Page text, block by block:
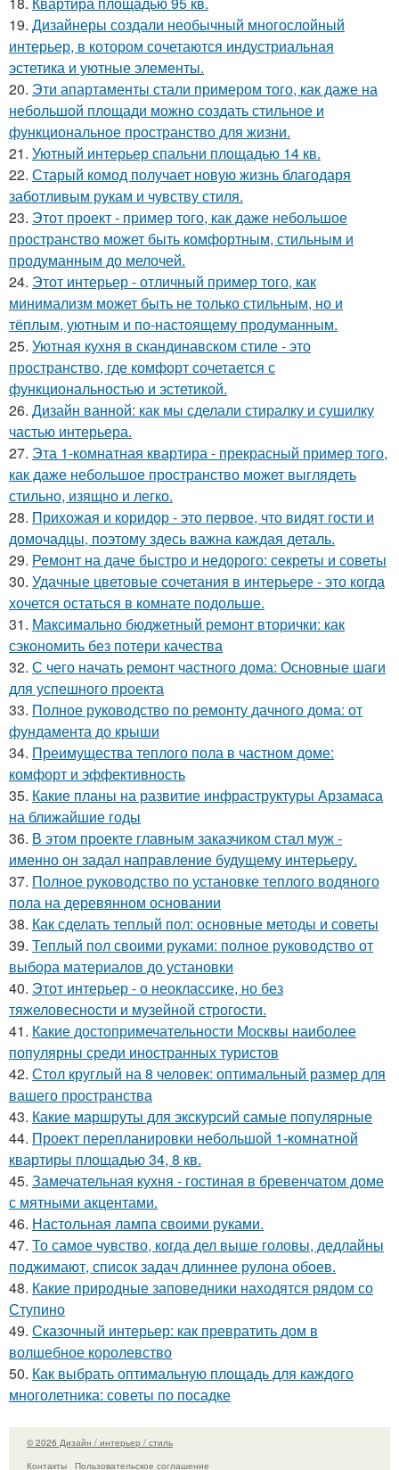
19. Дизайнеры создали необычный многослойный
интерьер, в котором сочетаются индустриальная
эстетика и уютные элементы.
20. Эти апартаменты стали примером того, как даже на
небольшой площади можно создать стильное и
функциональное пространство для жизни.
21. Уютный интерьер спальни площадью 14 кв.
22. Старый комод получает новую жизнь благодаря
заботливым рукам и чувству стиля.
23. Этот проект - пример того, как даже небольшое
пространство может быть комфортным, стильным и
продуманным до мелочей.
24. Этот интерьер - отличный пример того, как
минимализм может быть не только стильным, но и
тёплым, уютным и по-настоящему продуманным.
25. Уютная кухня в скандинавском стиле - это
пространство, где комфорт сочетается с
функциональностью и эстетикой.
26. Дизайн ванной: как мы сделали стиралку и сушилку
частью интерьера.
27. Эта 1-комнатная квартира - прекрасный пример того,
как даже небольшое пространство может выглядеть
стильно, изящно и легко.
28. Прихожая и коридор - это первое, что видят гости и
домочадцы, поэтому здесь важна каждая деталь.
29. Ремонт на даче быстро и недорого: секреты и советы
30. Удачные цветовые сочетания в интерьере - это когда
хочется остаться в комнате подольше.
31. Максимально бюджетный ремонт вторички: как
сэкономить без потери качества
32. С чего начать ремонт частного дома: Основные шаги
для успешного проекта
33. Полное руководство по ремонту дачного дома: от
фундамента до крыши
34. Преимущества теплого пола в частном доме:
комфорт и эффективность
35. Какие планы на развитие инфраструктуры Арзамаса
на ближайшие годы
36. В этом проекте главным заказчиком стал муж -
именно он задал направление будущему интерьеру.
37. Полное руководство по установке теплого водяного
пола на деревянном основании
38. Как сделать теплый пол: основные методы и советы
39. Теплый пол своими руками: полное руководство от
выбора материалов до установки
40. Этот интерьер - о неоклассике, но без
тяжеловесности и музейной строгости.
41. Какие достопримечательности Москвы наиболее
популярны среди иностранных туристов
42. Стол круглый на 8 человек: оптимальный размер для
вашего пространства
43. Какие маршруты для экскурсий самые популярные
44. Проект перепланировки небольшой 1-комнатной
квартиры площадью 34, 8 кв.
45. Замечательная кухня - гостиная в бревенчатом доме
с мятными акцентами.
46. Настольная лампа своими руками.
47. То самое чувство, когда дел выше головы, дедлайны
поджимают, список задач длиннее рулона обоев.
48. Какие природные заповедники находятся рядом со
Ступино
49. Сказочный интерьер: как превратить дом в
волшебное королевство
50. Как выбрать оптимальную площадь для каждого
многолетника: советы по посадке
© 2026 Дизайн / интерьер / стиль
Контакты
Пользовательское соглашение